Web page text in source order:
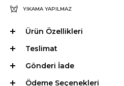
YIKAMA YAPILMAZ
Ürün Özellikleri
Teslimat
Gönderi İade
Ödeme Seçenekleri